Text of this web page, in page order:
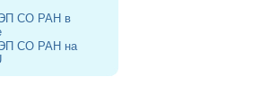
СО РАН в
СО РАН на